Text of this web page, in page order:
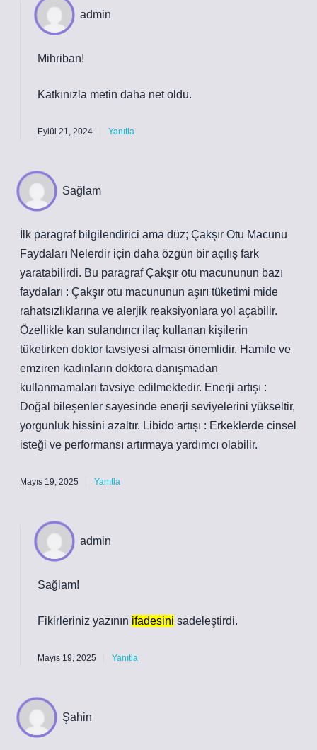
admin
Mihriban!
Katkınızla metin daha netoldu.
Eylül 21, 2024 Yanıtla
Sağlam
İlk paragraf bilgilendirici ama düz; Çakşır Otu Macunu
Faydaları Nelerdir için daha özgün bir açılış fark
yaratabilirdi. Bu paragraf Çakşır otu macununun bazı
faydaları : Çakşır otu macununun aşırı tüketimi mide
rahatsızlıklarına ve alerjik reaksiyonlara yol açabilir.
Özellikle kan sulandırıcı ilaç kullanan kişilerin
tüketirken doktor tavsiyesi alması önemlidir. Hamile ve
emziren kadınların doktora danışmadan
kullanmamaları tavsiye edilmektedir. Enerji artışı :
Doğal bileşenler sayesinde enerji seviyelerini yükseltir,
yorgunluk hissini azaltır. Libido artışı : Erkeklerde cinsel
isteği ve performansı artırmaya yardımcı olabilir.
Mayıs 19, 2025 Yanıtla
admin
Sağlam!
Fikirleriniz yazının ifadesini sadeleştirdi.
Mayıs 19, 2025 Yanıtla
Şahin